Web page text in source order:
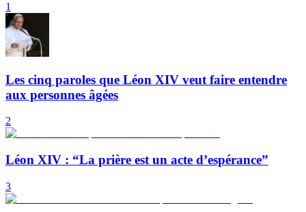
1
Les cinq paroles que Léon XIV veut faire entendre
aux personnes âgées
2
Léon XIV : “La prière est un acte d’espérance”
3